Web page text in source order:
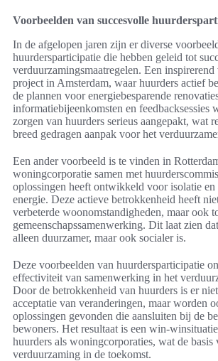
Voorbeelden van succesvolle
In de afgelopen jaren zijn er diverse
huurdersparticipatie die hebben geleid tot
verduurzamingsmaatregelen. Een
project in Amsterdam, waar huurders actief
de plannen voor energiebesparende
informatiebijeenkomsten en feedbacksessies
zorgen van huurders serieus aangepakt, wat
breed gedragen aanpak voor het
Een ander voorbeeld is te vinden in
woningcorporatie samen met
oplossingen heeft ontwikkeld voor isolatie en
energie. Deze actieve betrokkenheid heeft
verbeterde woonomstandigheden, maar ook
gemeenschapssamenwerking. Dit laat zien
alleen duurzamer, maar ook socialer is.
Deze voorbeelden van huurdersparticipatie
effectiviteit van samenwerking in het
Door de betrokkenheid van huurders is er
acceptatie van veranderingen, maar worden
oplossingen gevonden die aansluiten bij de
bewoners. Het resultaat is een win-
huurders als woningcorporaties, wat de
verduurzaming in de toekomst.